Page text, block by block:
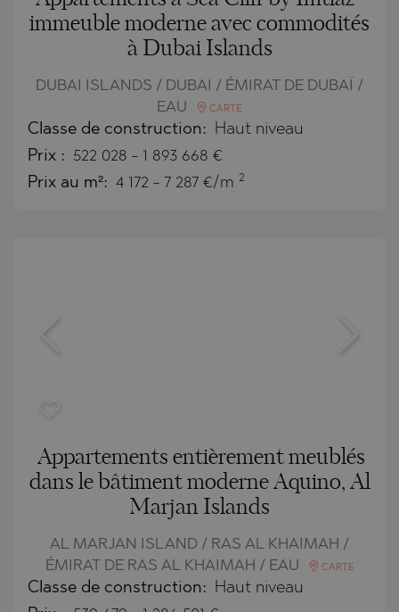
immeuble moderne avec commodités
à Dubai Islands
DUBAI ISLANDS / DUBAI / ÉMIRAT DE DUBAÏ /
EAU
CARTE
Classe de construction: Haut niveau
Prix : 522 028 - 1 893 668 €
Prix au m²: 4 172 - 7 287 €/m 2
Appartements entièrement meublés
dans le bâtiment moderne Aquino, Al
Marjan Islands
AL MARJAN ISLAND / RAS AL KHAIMAH /
ÉMIRAT DE RAS AL KHAIMAH / EAU
CARTE
Classe de construction: Haut niveau